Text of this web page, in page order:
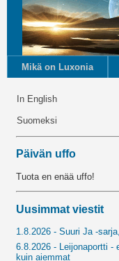
Mikä on Luxonia
In English
Suomeksi
Päivän uffo
Tuota en enää uffo!
Uusimmat viestit
1.8.2026 - Suuri Ja -
6.8.2026 - Leijonaportti -
kuin aiemmat